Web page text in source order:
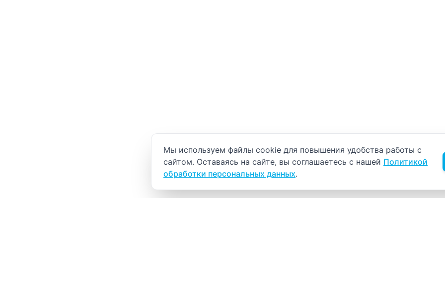
Уведомление об использовании cookie
Мы используем файлы cookie для повышения удобства работы с
сайтом. Оставаясь на сайте, вы соглашаетесь с нашей Политикой
обработки персональных данных.